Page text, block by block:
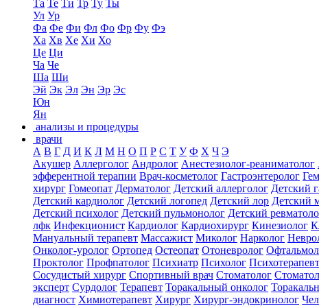
Та Те Ти Тр Ту Ты
Ул Ур
Фа Фе Фи Фл Фо Фр Фу Фэ
Ха Хв Хе Хи Хо
Це Ци
Ча Че
Ша Ши
Эй Эк Эл Эн Эр Эс
Юн
Ян
анализы и процедуры
врачи
А В Г Д И К Л М Н О П Р С Т У Ф Х Ч Э
Акушер Аллерголог Андролог Анестезиолог-реаниматолог
эфферентной терапии Врач-косметолог Гастроэнтеролог
хирург Гомеопат Дерматолог Детский аллерголог Детский
Детский кардиолог Детский логопед Детский лор Детский
Детский психолог Детский пульмонолог Детский
лфк Инфекционист Кардиолог Кардиохирург Кинезиолог
Мануальный терапевт Массажист Миколог Нарколог
Онколог-уролог Ортопед Остеопат Отоневролог
Проктолог Профпатолог Психиатр Психолог Психотерапевт
Сосудистый хирург Спортивный врач Стоматолог
эксперт Сурдолог Терапевт Торакальный онколог
диагност Химиотерапевт Хирург Хирург-эндокринолог